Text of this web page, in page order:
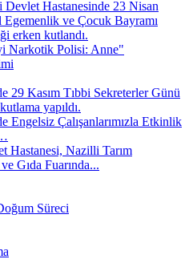
Hastanesinde 23 Nisan
Egemenlik ve Çocuk Bayramı
erken kutlandı.
Narkotik Polisi: Anne"
29 Kasım Tıbbi Sekreterler Günü
yapıldı.
Engelsiz Çalışanlarımızla Etkinlik
Hastanesi, Nazilli Tarım
Gıda Fuarında...
Süreci